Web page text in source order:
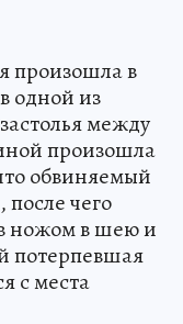
произошла в
одной из
между
произошла
обвиняемый
после чего
ножом в шею и
потерпевшая
с места